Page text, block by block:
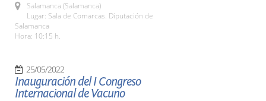
Salamanca (Salamanca)
Lugar: Sala de Comarcas. Diputación de
Salamanca
Hora: 10:15 h.
25/05/2022
Inauguración del I Congreso
Internacional de Vacuno